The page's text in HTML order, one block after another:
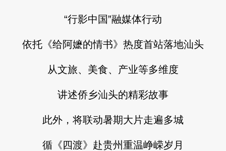
“行影中国”融媒体行动
依托《给阿嬷的情书》热度首站落地汕头
从文旅、美食、产业等多维度
讲述侨乡汕头的精彩故事
此外，将联动暑期大片走遍多城
循《四渡》赴贵州重温峥嵘岁月